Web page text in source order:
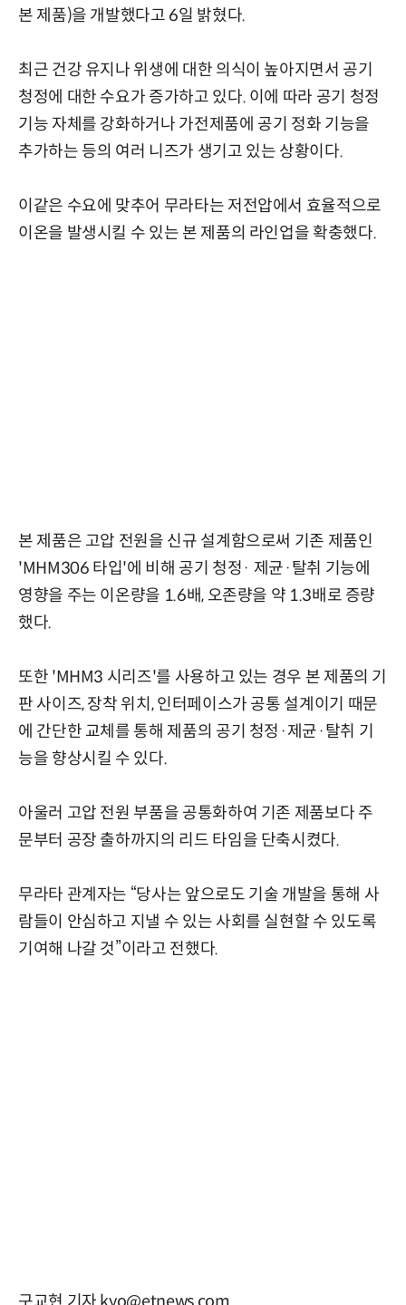
본 제품)을 개발했다고 6일 밝혔다.
최근 건강 유지나 위생에 대한 의식이 높아지면서 공기
청정에 대한 수요가 증가하고 있다. 이에 따라 공기 청정
기능 자체를 강화하거나 가전제품에 공기 정화 기능을
추가하는 등의 여러 니즈가 생기고 있는 상황이다.
이같은 수요에 맞추어 무라타는 저전압에서 효율적으로
이온을 발생시킬 수 있는 본 제품의 라인업을 확충했다.
본 제품은 고압 전원을 신규 설계함으로써 기존 제품인
'MHM306 타입'에 비해 공기 청정· 제균·탈취 기능에
영향을 주는 이온량을 1.6배, 오존량을 약 1.3배로 증량
했다.
또한 'MHM3 시리즈'를 사용하고 있는 경우 본 제품의 기
판 사이즈, 장착 위치, 인터페이스가 공통 설계이기 때문
에 간단한 교체를 통해 제품의 공기 청정·제균·탈취 기
능을 향상시킬 수 있다.
아울러 고압 전원 부품을 공통화하여 기존 제품보다 주
문부터 공장 출하까지의 리드 타임을 단축시켰다.
무라타 관계자는 “당사는 앞으로도 기술 개발을 통해 사
람들이 안심하고 지낼 수 있는 사회를 실현할 수 있도록
기여해 나갈 것”이라고 전했다.